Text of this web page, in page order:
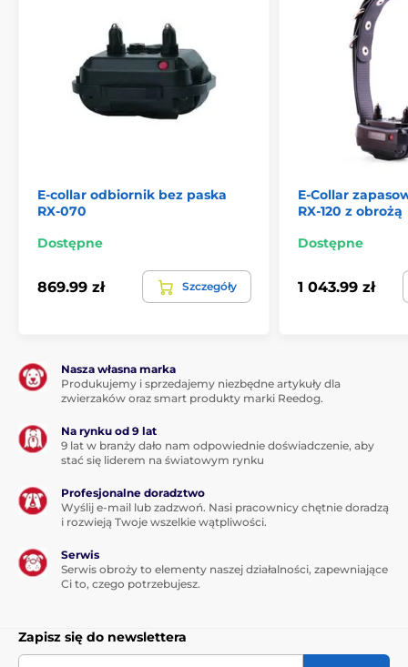
Ten odbiornik NIE jest kompatybilny ze starszymi
nadajnikami 300, 400, 800 "TS", których produkcja
została zakończona w połowie 2015 roku.
Akcesoria do obroży treningowych
Odbiorniki E-collar
E-collar odbiornik bez paska
RX-070
Dostępne
869.99 zł Szczegóły
E-Collar
RX-120 z obrożą
Dostępne
1 043.99 zł
Nasza własna marka
Produkujemy i sprzedajemy niezbędne artykuły dla
zwierzaków oraz smart produkty marki Reedog.
Na rynku od 9 lat
9 lat w branży dało nam odpowiednie doświadczenie, aby
stać się liderem na światowym rynku
Profesjonalne doradztwo
Wyślij e-mail lub zadzwoń. Nasi pracownicy chętnie doradzą
i rozwieją Twoje wszelkie wątpliwości.
Serwis
Serwis obroży to elementy naszej działalności, zapewniające
Ci to, czego potrzebujesz.
Zapisz się do newslettera